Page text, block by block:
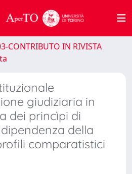
CONTRIBUTO IN RIVISTA
giudiziaria in
dei princìpi di
della
comparatistici